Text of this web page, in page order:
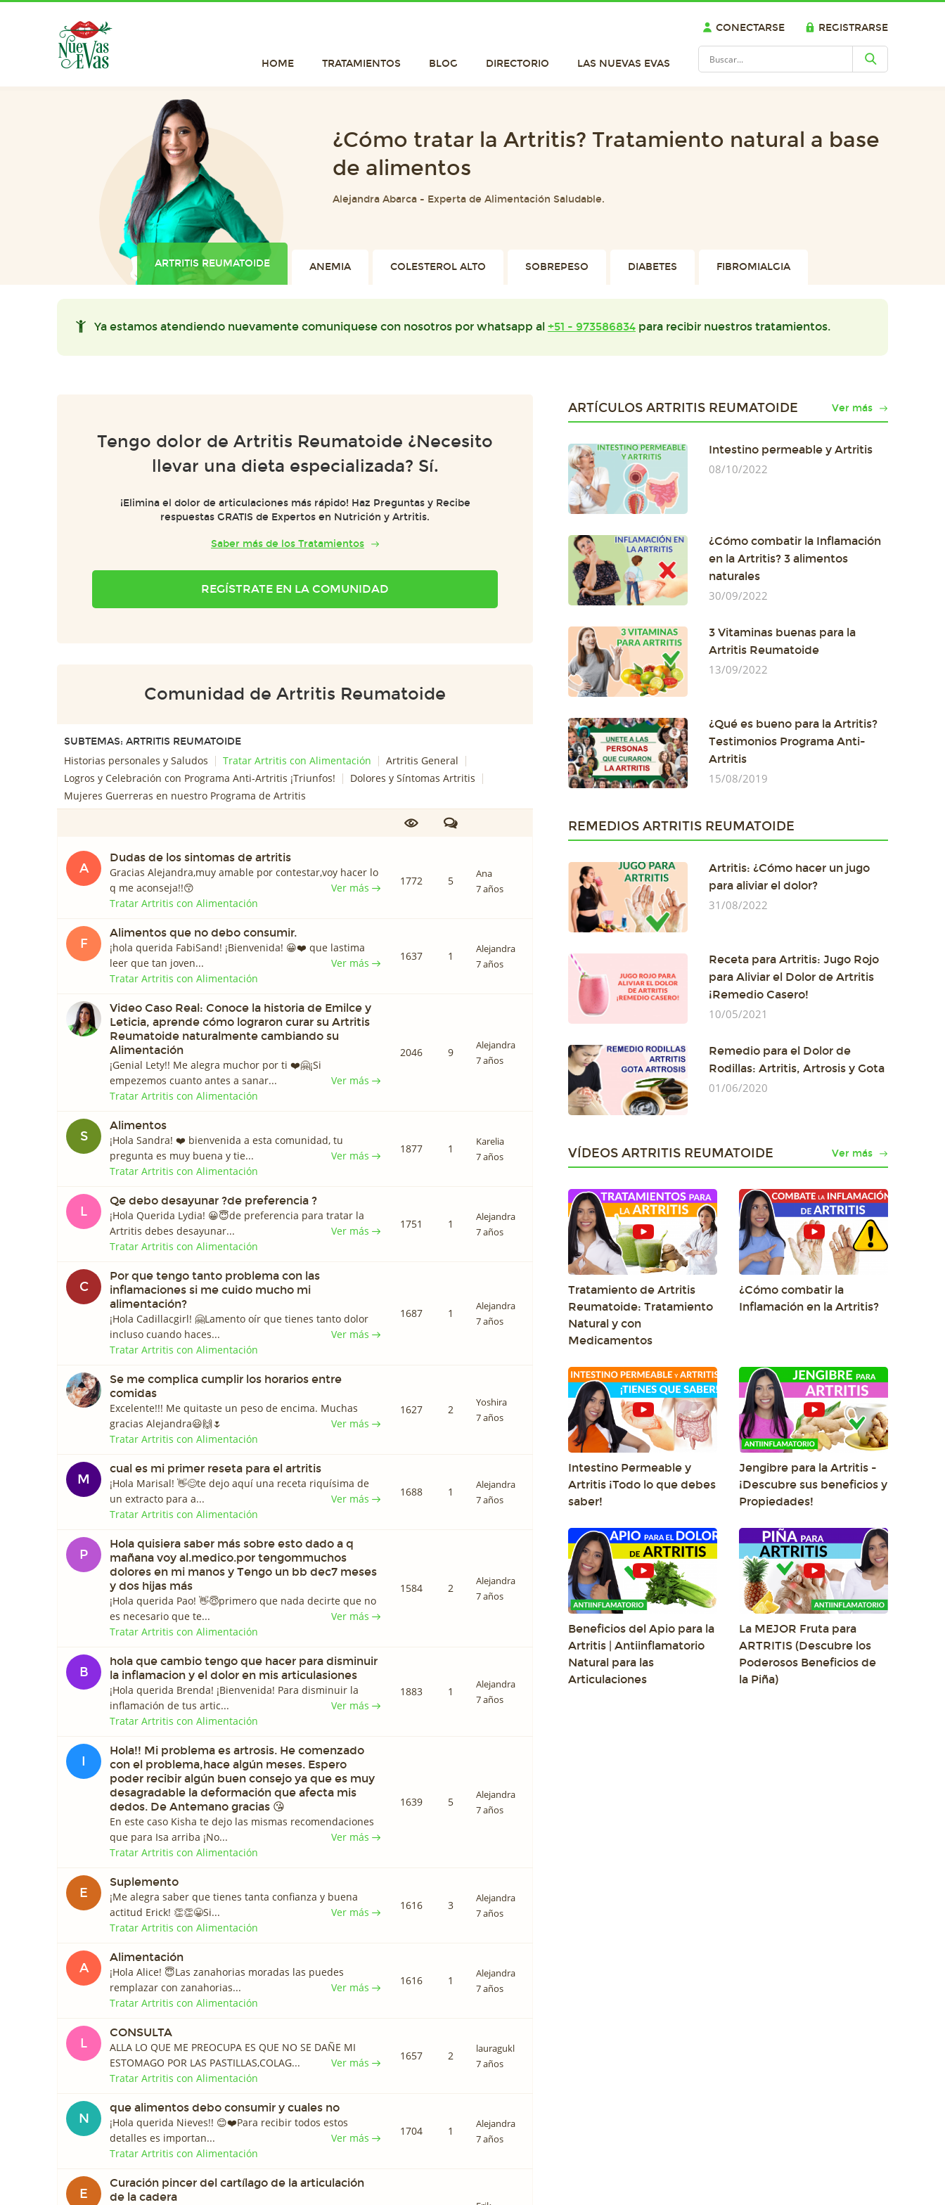
CONECTARSE REGISTRARSE
HOME TRATAMIENTOS BLOG DIRECTORIO LAS NUEVAS EVAS
¿Cómo tratar la Artritis? Tratamiento natural a base
de alimentos
Alejandra Abarca - Experta de Alimentación Saludable.
ARTRITIS REUMATOIDE ANEMIA COLESTEROL ALTO SOBREPESO DIABETES FIBROMIALGIA
Ya estamos atendiendo nuevamente comuniquese con nosotros por whatsapp al +51 - 973586834 para recibir nuestros tratamientos.
Tengo dolor de Artritis Reumatoide ¿Necesito
llevar una dieta especializada? Sí.
¡Elimina el dolor de articulaciones más rápido! Haz Preguntas y Recibe
respuestas GRATIS de Expertos en Nutrición y Artritis.
Saber más de los Tratamientos
REGÍSTRATE EN LA COMUNIDAD
Comunidad de Artritis Reumatoide
SUBTEMAS: ARTRITIS REUMATOIDE
Historias personales y Saludos Tratar Artritis con Alimentación
Artritis General
Logros y Celebración con Programa Anti-Artritis ¡Triunfos!
Dolores y Síntomas Artritis
Mujeres Guerreras en nuestro Programa de Artritis
A
Dudas de los sintomas de artritis
Gracias Alejandra,muy amable por contestar,voy hacer lo
q me aconseja!!😙
Ver más
Tratar Artritis con Alimentación
1772 5
Ana
7 años
F
Alimentos que no debo consumir.
¡hola querida FabiSand! ¡Bienvenida! 😀❤️️ que lastima
leer que tan joven...
Ver más
Tratar Artritis con Alimentación
1637 1
Alejandra
7 años
Video Caso Real: Conoce la historia de Emilce y
Leticia, aprende cómo lograron curar su Artritis
Reumatoide naturalmente cambiando su
Alimentación
¡Genial Lety!! Me alegra muchor por ti ❤️️🤗¡Si
empezemos cuanto antes a sanar...
Ver más
Tratar Artritis con Alimentación
2046 9
Alejandra
7 años
S
Alimentos
¡Hola Sandra! ❤️️ bienvenida a esta comunidad, tu
pregunta es muy buena y tie...
Ver más
Tratar Artritis con Alimentación
1877 1
Karelia
7 años
L
Qe debo desayunar ?de preferencia ?
¡Hola Querida Lydia! 😀😇de preferencia para tratar la
Artritis debes desayunar...
Ver más
Tratar Artritis con Alimentación
1751 1
Alejandra
7 años
C
Por que tengo tanto problema con las
inflamaciones si me cuido mucho mi
alimentación?
¡Hola Cadillacgirl! 🤗Lamento oír que tienes tanto dolor
incluso cuando haces...
Ver más
Tratar Artritis con Alimentación
1687 1
Alejandra
7 años
Se me complica cumplir los horarios entre
comidas
Excelente!!! Me quitaste un peso de encima. Muchas
gracias Alejandra😃🙌🌷
Ver más
Tratar Artritis con Alimentación
1627 2
Yoshira
7 años
M
cual es mi primer reseta para el artritis
¡Hola Marisal! 👋😊te dejo aquí una receta riquísima de
un extracto para a...
Ver más
Tratar Artritis con Alimentación
1688 1
Alejandra
7 años
P
Hola quisiera saber más sobre esto dado a q
mañana voy al.medico.por tengommuchos
dolores en mi manos y Tengo un bb dec7 meses
y dos hijas más
¡Hola querida Pao! 👋😇primero que nada decirte que no
es necesario que te...
Ver más
Tratar Artritis con Alimentación
1584 2
Alejandra
7 años
B
hola que cambio tengo que hacer para disminuir
la inflamacion y el dolor en mis articulasiones
¡Hola querida Brenda! ¡Bienvenida! Para disminuir la
inflamación de tus artic...
Ver más
Tratar Artritis con Alimentación
1883 1
Alejandra
7 años
I
Hola!! Mi problema es artrosis. He comenzado
con el problema,hace algún meses. Espero
poder recibir algún buen consejo ya que es muy
desagradable la deformación que afecta mis
dedos. De Antemano gracias 😘
En este caso Kisha te dejo las mismas recomendaciones
que para Isa arriba ¡No...
Ver más
Tratar Artritis con Alimentación
1639 5
Alejandra
7 años
E
Suplemento
¡Me alegra saber que tienes tanta confianza y buena
actitud Erick! 👏👏😀Si...
Ver más
Tratar Artritis con Alimentación
1616 3
Alejandra
7 años
A
Alimentación
¡Hola Alice! 😇Las zanahorias moradas las puedes
remplazar con zanahorias...
Ver más
Tratar Artritis con Alimentación
1616 1
Alejandra
7 años
L
CONSULTA
ALLA LO QUE ME PREOCUPA ES QUE NO SE DAÑE MI
ESTOMAGO POR LAS PASTILLAS,COLAG...
Ver más
Tratar Artritis con Alimentación
1657 2
lauragukl
7 años
N
que alimentos debo consumir y cuales no
¡Hola querida Nieves!! 😊❤️️Para recibir todos estos
detalles es importan...
Ver más
Tratar Artritis con Alimentación
1704 1
Alejandra
7 años
E
Curación pincer del cartílago de la articulación
de la cadera
ARTÍCULOS ARTRITIS REUMATOIDE Ver más
Intestino permeable y Artritis
08/10/2022
¿Cómo combatir la Inflamación
en la Artritis? 3 alimentos
naturales
30/09/2022
3 Vitaminas buenas para la
Artritis Reumatoide
13/09/2022
¿Qué es bueno para la Artritis?
Testimonios Programa Anti-
Artritis
15/08/2019
REMEDIOS ARTRITIS REUMATOIDE
Artritis: ¿Cómo hacer un jugo
para aliviar el dolor?
31/08/2022
Receta para Artritis: Jugo Rojo
para Aliviar el Dolor de Artritis
¡Remedio Casero!
10/05/2021
Remedio para el Dolor de
Rodillas: Artritis, Artrosis y Gota
01/06/2020
VÍDEOS ARTRITIS REUMATOIDE Ver más
Tratamiento de Artritis
Reumatoide: Tratamiento
Natural y con
Medicamentos
¿Cómo combatir la
Inflamación en la Artritis?
Intestino Permeable y
Artritis ¡Todo lo que debes
saber!
Jengibre para la Artritis -
¡Descubre sus beneficios y
Propiedades!
Beneficios del Apio para la
Artritis | Antiinflamatorio
Natural para las
Articulaciones
La MEJOR Fruta para
ARTRITIS (Descubre los
Poderosos Beneficios de
la Piña)